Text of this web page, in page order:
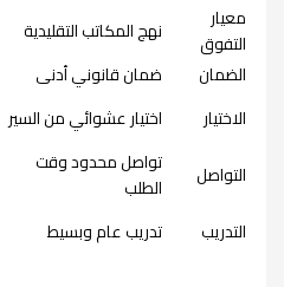
معيار
التفوق
نهج المكاتب التقليدية
الضمان
ضمان قانوني أدنى
الاختيار
اختيار عشوائي من السير
التواصل
تواصل محدود وقت
الطلب
التدريب
تدريب عام وبسيط